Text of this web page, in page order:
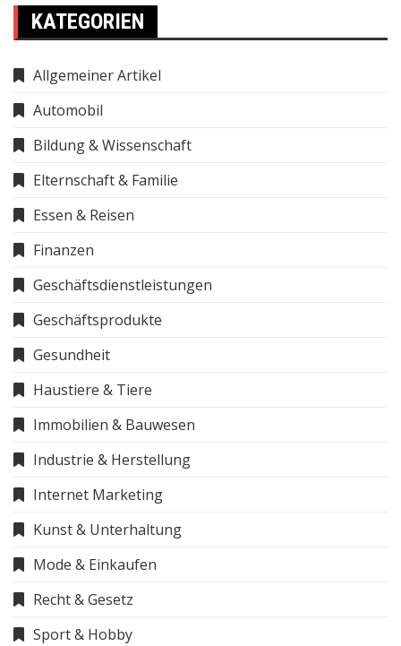
KATEGORIEN
Allgemeiner Artikel
Automobil
Bildung & Wissenschaft
Elternschaft & Familie
Essen & Reisen
Finanzen
Geschäftsdienstleistungen
Geschäftsprodukte
Gesundheit
Haustiere & Tiere
Immobilien & Bauwesen
Industrie & Herstellung
Internet Marketing
Kunst & Unterhaltung
Mode & Einkaufen
Recht & Gesetz
Sport & Hobby